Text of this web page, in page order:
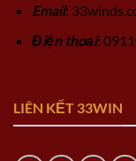
Email:
Điện thoại:
LIÊN KẾT 33WIN